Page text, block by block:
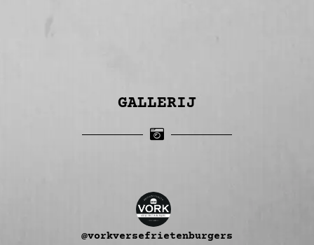
GALLERIJ
@vorkversefrietenburgers